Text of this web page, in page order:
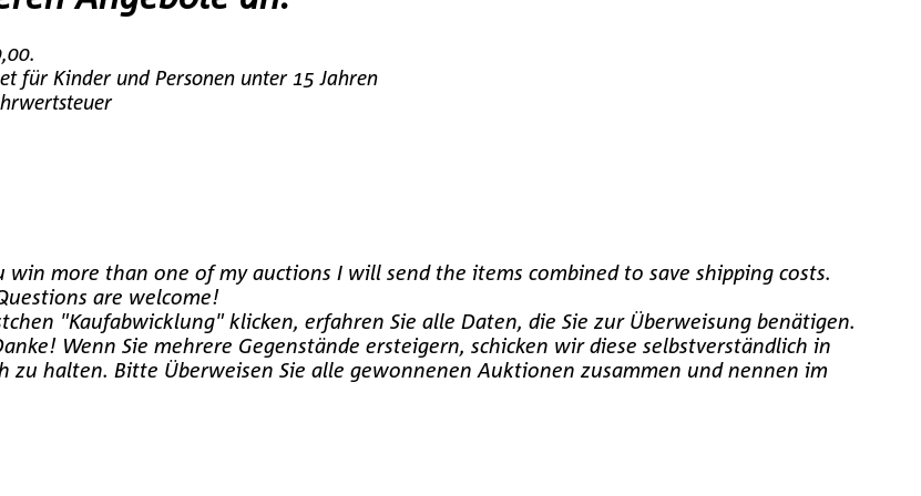
für Kinder und Personen unter 15 Jahren
more than one of my auctions I will send the items combined to save shipping costs.
are welcome!
"Kaufabwicklung" klicken, erfahren Sie alle Daten, die Sie zur Überweisung benätigen.
Wenn Sie mehrere Gegenstände ersteigern, schicken wir diese selbstverständlich in
zu halten. Bitte Überweisen Sie alle gewonnenen Auktionen zusammen und nennen im